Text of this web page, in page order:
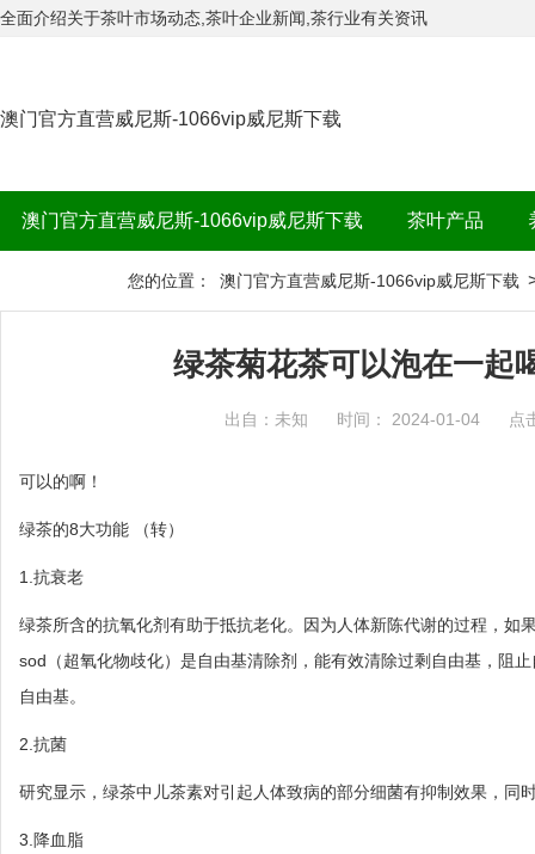
全面介绍关于茶叶市场动态,茶叶企业新闻,茶行业有关资讯
澳门官方直营威尼斯-1066vip威尼斯下载
澳门官方直营威尼斯-1066vip威尼斯下载 茶叶产品
您的位置： 澳门官方直营威尼斯-1066vip威尼斯下载
绿茶菊花茶可以泡在一起
出自：未知 时间： 2024-01-04 点
可以的啊！
绿茶的8大功能 （转）
1.抗衰老
绿茶所含的抗氧化剂有助于抵抗老化。因为人体新陈代谢的过程，如
sod（超氧化物歧化）是自由基清除剂，能有效清除过剩自由基，阻
自由基。
2.抗菌
研究显示，绿茶中儿茶素对引起人体致病的部分细菌有抑制效果，同
3.降血脂